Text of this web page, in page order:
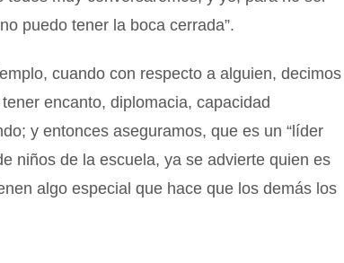
puedo tener la boca cerrada”.
cuando con respecto a alguien, decimos
encanto, diplomacia, capacidad
y entonces aseguramos, que es un “líder
niños de la escuela, ya se advierte quien es
algo especial que hace que los demás los